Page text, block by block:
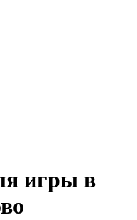
игры в